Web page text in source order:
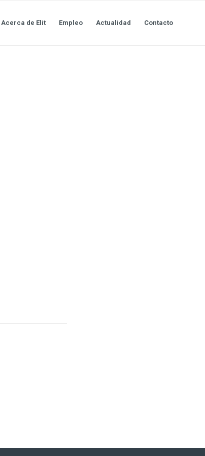
Acerca de Elit Empleo Actualidad Contacto